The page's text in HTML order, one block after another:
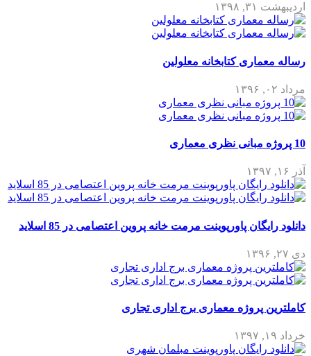
اردیبهشت ۳۱, ۱۳۹۸
رساله معماری کتابخانه معلولین
مرداد ۰۲, ۱۳۹۶
10 پروژه مبانی نظری معماری
آذر ۱۶, ۱۳۹۷
دانلود رایگان پاورپوینت مرمت خانه پروین اعتصامی در 85 اسلاید
دی ۲۷, ۱۳۹۶
کاملترین پروژه معماری برج اداری تجاری
خرداد ۱۹, ۱۳۹۷